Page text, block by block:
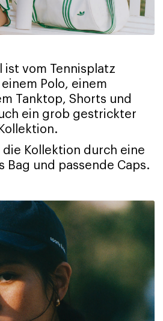
ist vom Tennisplatz
Polo, einem
Tanktop, Shorts und
ein grob gestrickter
Kollektion durch eine
Bag und passende Caps.